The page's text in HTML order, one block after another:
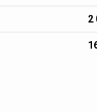
2